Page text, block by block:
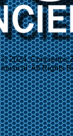
2024. Conciertos
All Rights